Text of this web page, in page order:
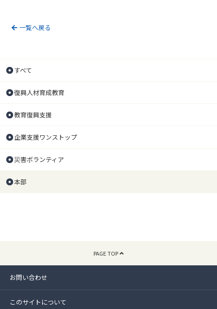
一覧へ戻る
すべて
復興人材育成教育
教育復興支援
企業支援ワンストップ
災害ボランティア
本部
PAGE TOP
お問い合わせ
このサイトについて